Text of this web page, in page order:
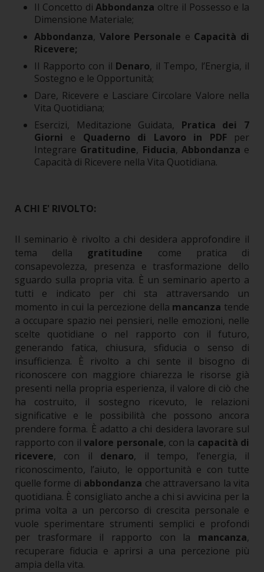
Il Concetto diAbbondanza oltre il Possesso e la
Dimensione Materiale;
Abbondanza, Valore Personale e Capacità di
Ricevere;
Il Rapporto con il Denaro, il Tempo, l’Energia, il
Sostegno e le Opportunità;
Dare, Ricevere e Lasciare Circolare Valore nella
Vita Quotidiana;
Esercizi, Meditazione Guidata, Pratica dei 7
Giorni e Quaderno di Lavoro in PDF per
Integrare Gratitudine, Fiducia, Abbondanza e
Capacità di Ricevere nella Vita Quotidiana.
A CHI E' RIVOLTO:
Il seminario è rivolto a chi desidera approfondire il
tema della gratitudine come pratica di
consapevolezza, presenza e trasformazione dello
sguardo sulla propria vita. È un seminario aperto a
tutti e indicato per chi sta attraversando un
momento in cui la percezione della mancanza tende
a occupare spazio nei pensieri, nelle emozioni, nelle
scelte quotidiane o nel rapporto con il futuro,
generando fatica, chiusura, sfiducia o senso di
insufficienza. È rivolto a chi sente il bisogno di
riconoscere con maggiore chiarezza le risorse già
presenti nella propria esperienza, il valore di ciò che
ha costruito, il sostegno ricevuto, le relazioni
significative e le possibilità che possono ancora
prendere forma. È adatto a chi desidera lavorare sul
rapporto con ilvalore personale, con la capacità di
ricevere, con il denaro, il tempo, l’energia, il
riconoscimento, l’aiuto, le opportunità e con tutte
quelle forme di abbondanza che attraversano la vita
quotidiana. È consigliato anche a chi si avvicina per la
prima volta a un percorso di crescita personale e
vuole sperimentare strumenti semplici e profondi
per trasformare il rapporto con la mancanza,
recuperare fiducia e aprirsi a una percezione più
ampia della vita.